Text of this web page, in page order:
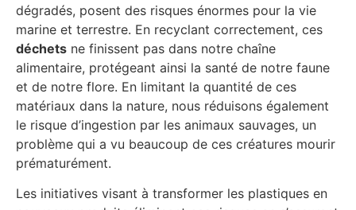
dégradés, posent des risques énormes pour la vie
marine et terrestre. En recyclant correctement, ces
déchets ne finissent pas dans notre chaîne
alimentaire, protégeant ainsi la santé de notre faune
et de notre flore. En limitant la quantité de ces
matériaux dans la nature, nous réduisons également
le risque d’ingestion par les animaux sauvages, un
problème qui a vu beaucoup de ces créatures mourir
prématurément.
Les initiatives visant à transformer les plastiques en